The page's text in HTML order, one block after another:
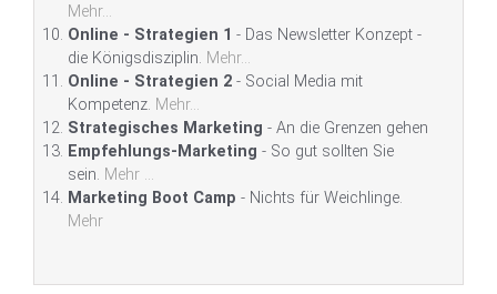
Mehr...
Online - Strategien 1 - Das Newsletter Konzept -
die Königsdisziplin. Mehr...
Online - Strategien 2 - Social Media mit
Kompetenz. Mehr...
Strategisches Marketing - An die Grenzen gehen
Empfehlungs-Marketing - So gut sollten Sie
sein. Mehr ...
Marketing Boot Camp - Nichts für Weichlinge.
Mehr